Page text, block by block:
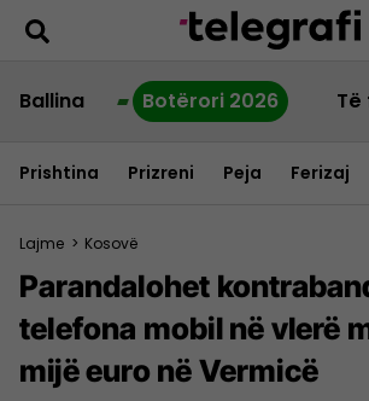
Ballina Botërori 2026 Të
Prishtina Prizreni Peja Ferizaj
Lajme > Kosovë
Parandalohet
telefona mobil në vlerë
mijë euro në Vermicë